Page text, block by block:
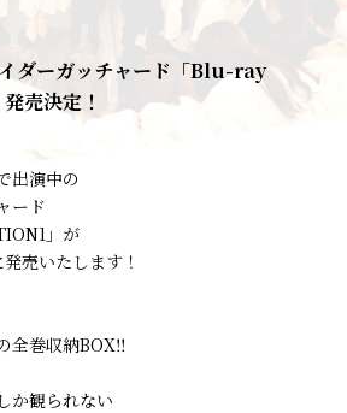
イダーガッチャード「Blu-ray
売決定！
出演中の
ード
」が
売いたします！
全巻収納BOX‼️
か観られない